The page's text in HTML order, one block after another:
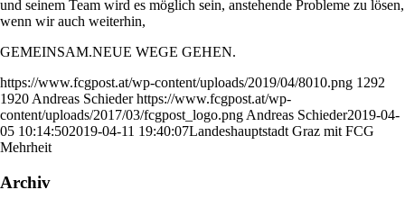
und seinem Team wird es möglich sein, anstehende Probleme zu lösen,
wenn wir auch weiterhin,
GEMEINSAM.NEUE WEGE GEHEN.
https://www.fcgpost.at/wp-content/uploads/2019/04/8010.png 1292
1920 Andreas Schieder https://www.fcgpost.at/wp-
content/uploads/2017/03/fcgpost_logo.png Andreas Schieder2019-04-
05 10:14:502019-04-11 19:40:07Landeshauptstadt Graz mit FCG
Mehrheit
Archiv